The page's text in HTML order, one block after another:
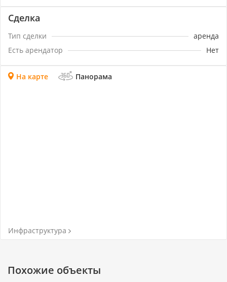
Сделка
Тип сделки
аренда
Есть арендатор
Нет
На карте Панорама
Инфраструктура
Похожие объекты